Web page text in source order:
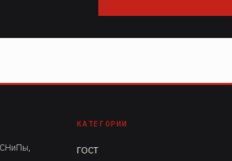
КАТЕГОРИИ
ГОСТ